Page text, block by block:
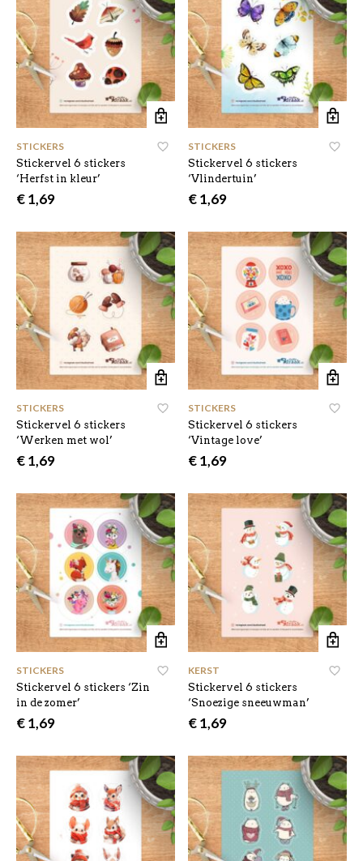
STICKERS
Stickervel 6 stickers
‘Herfst in kleur’
€1,69
STICKERS
Stickervel 6 stickers
‘Vlindertuin’
€1,69
STICKERS
Stickervel 6 stickers
‘Werken met wol’
€1,69
STICKERS
Stickervel 6 stickers
‘Vintage love’
€1,69
STICKERS
Stickervel 6 stickers ‘Zin
in de zomer’
€1,69
KERST
Stickervel 6 stickers
‘Snoezige sneeuwman’
€1,69